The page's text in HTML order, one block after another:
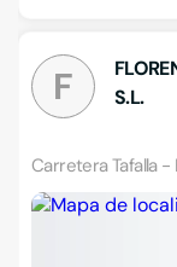
F
S.L.
Carretera Tafalla -